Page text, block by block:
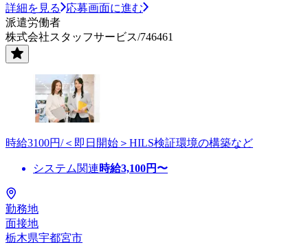
詳細を見る
応募画面に進む
派遣労働者
株式会社スタッフサービス/746461
時給3100円/＜即日開始＞HILS検証環境の構築など
システム関連時給3,100円〜
勤務地
面接地
栃木県宇都宮市